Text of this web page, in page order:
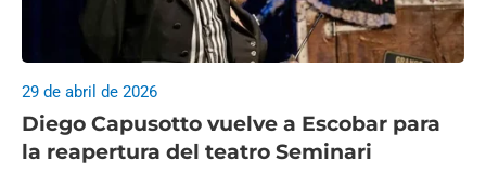
Diego Capusotto vuelve a Escobar para
la reapertura del teatro Seminari
29 de abril de 2026